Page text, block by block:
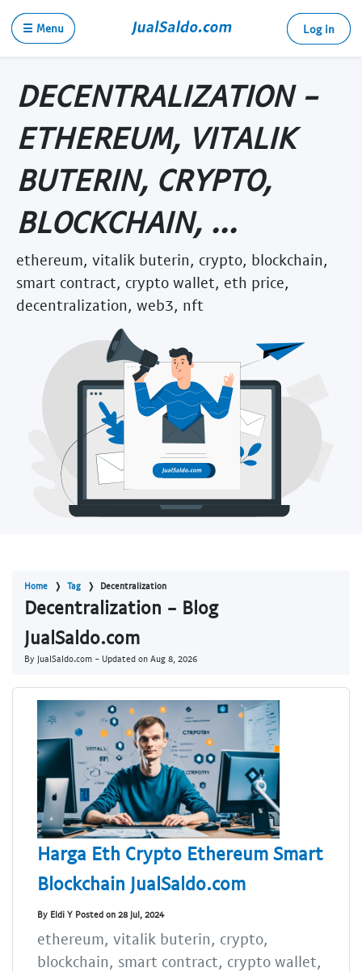
☰ Menu Log in
DECENTRALIZATION -
ETHEREUM, VITALIK
BUTERIN, CRYPTO,
BLOCKCHAIN, ...
ethereum, vitalik buterin, crypto, blockchain,
smart contract, crypto wallet, eth price,
decentralization, web3, nft
Home Tag Decentralization
Decentralization - Blog
JualSaldo.com
By JualSaldo.com - Updated on Aug 8, 2026
Harga Eth Crypto Ethereum Smart
Blockchain JualSaldo.com
By Eldi Y Posted on 28 Jul, 2024
ethereum, vitalik buterin, crypto,
blockchain, smart contract, crypto wallet,